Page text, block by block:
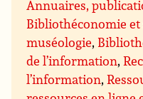
Annuaires,
Bibliothéconomie
muséologie,
de l’information,
l’information,